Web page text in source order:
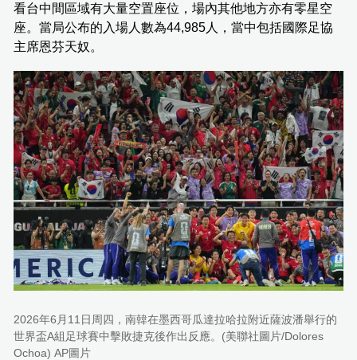
看台中間區域有大量空置座位，場內其他地方亦有零星空
座。當局公布的入場人數為44,985人，當中包括國際足協
主席恩芬天奴。
2026年6月11日周四，南韓在墨西哥瓜達拉哈拉附近薩波潘舉行的
世界盃A組足球賽中擊敗捷克後作出反應。(美聯社圖片/Dolores
Ochoa) AP圖片